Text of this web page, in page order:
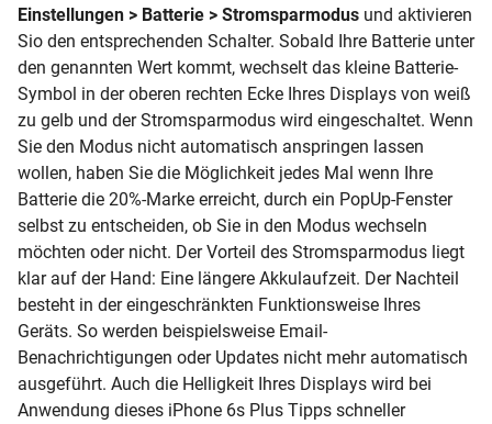
Einstellungen > Batterie > Stromsparmodus und aktivieren
Sio den entsprechenden Schalter. Sobald Ihre Batterie unter
den genannten Wert kommt, wechselt das kleine Batterie-
Symbol in der oberen rechten Ecke Ihres Displays von weiß
zu gelb und der Stromsparmodus wird eingeschaltet. Wenn
Sie den Modus nicht automatisch anspringen lassen
wollen, haben Sie die Möglichkeit jedes Mal wenn Ihre
Batterie die 20%-Marke erreicht, durch ein PopUp-Fenster
selbst zu entscheiden, ob Sie in den Modus wechseln
möchten oder nicht. Der Vorteil des Stromsparmodus liegt
klar auf der Hand: Eine längere Akkulaufzeit. Der Nachteil
besteht in der eingeschränkten Funktionsweise Ihres
Geräts. So werden beispielsweise Email-
Benachrichtigungen oder Updates nicht mehr automatisch
ausgeführt. Auch die Helligkeit Ihres Displays wird bei
Anwendung dieses iPhone 6s Plus Tipps schneller